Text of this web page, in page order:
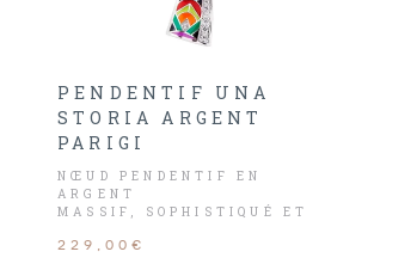
PENDENTIF UNA
STORIA ARGENT
PARIGI
NŒUD PENDENTIF EN
ARGENT
MASSIF, SOPHISTIQUÉ ET
229,00€